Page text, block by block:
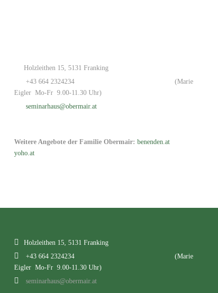
Holzleithen 15, 5131 Franking
+43 664 2324234
(Marie
Eigler Mo-Fr 9.00-11.30 Uhr)
seminarhaus@obermair.at
Weitere Angebote der Familie Obermair: benenden.at
yoho.at
Holzleithen 15, 5131 Franking
+43 664 2324234
(Marie
Eigler Mo-Fr 9.00-11.30 Uhr)
seminarhaus@obermair.at